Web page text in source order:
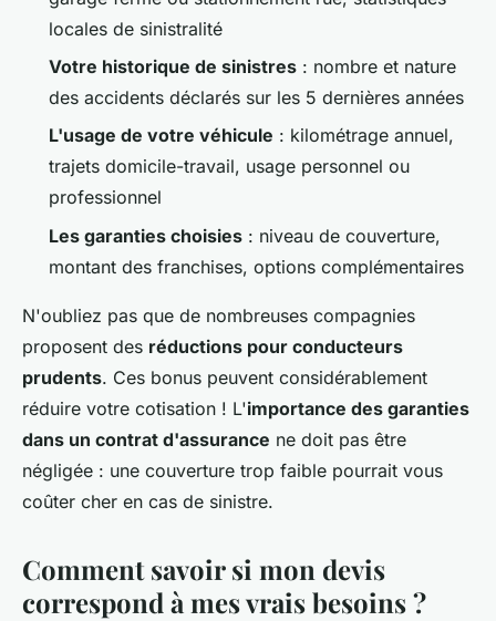
locales de sinistralité
Votre historique de sinistres : nombre et nature
des accidents déclarés sur les 5 dernières années
L'usage de votre véhicule : kilométrage annuel,
trajets domicile-travail, usage personnel ou
professionnel
Les garanties choisies : niveau de couverture,
montant des franchises, options complémentaires
N'oubliez pas que de nombreuses compagnies
proposent des réductions pour conducteurs
prudents. Ces bonus peuvent considérablement
réduire votre cotisation ! L'importance des garanties
dans un contrat d'assurance ne doit pas être
négligée : une couverture trop faible pourrait vous
coûter cher en cas de sinistre.
Comment savoir si mon devis
correspond à mes vrais besoins ?